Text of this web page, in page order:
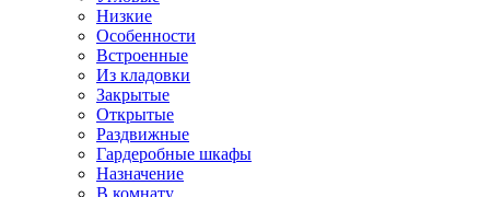
Низкие
Особенности
Встроенные
Из кладовки
Закрытые
Открытые
Раздвижные
Гардеробные шкафы
Назначение
В комнату